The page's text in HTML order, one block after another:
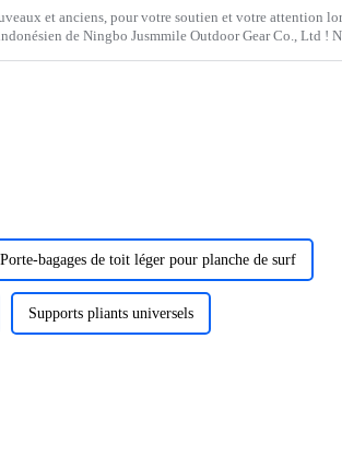
et anciens, pour votre soutien et votre attention
de Ningbo Jusmmile Outdoor Gear Co., Ltd !
Porte-bagages de toit léger pour planche de surf
Supports pliants universels